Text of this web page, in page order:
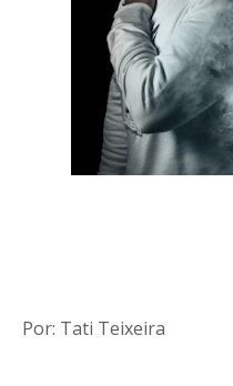
Por: Tati Teixeira